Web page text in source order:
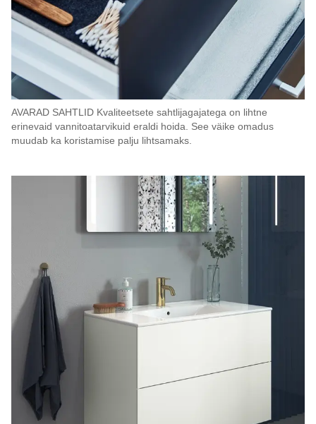
AVARAD SAHTLID Kvaliteetsete sahtlijagajatega on lihtne
erinevaid vannitoatarvikuid eraldi hoida. See väike omadus
muudab ka koristamise palju lihtsamaks.